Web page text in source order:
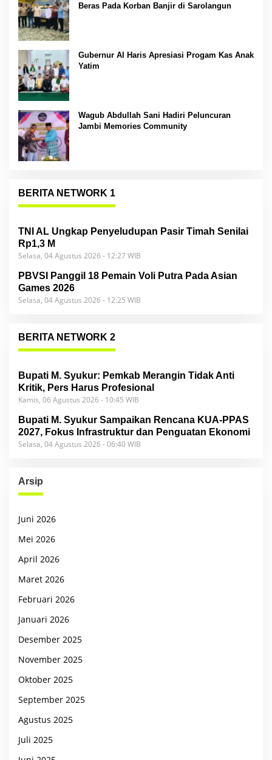
Beras Pada Korban Banjir di Sarolangun
Gubernur Al Haris Apresiasi Progam Kas Anak
Yatim
Wagub Abdullah Sani Hadiri Peluncuran
Jambi Memories Community
BERITA NETWORK 1
TNI AL Ungkap Penyeludupan Pasir Timah Senilai
Rp1,3 M
Selasa, 04 Agustus 2026 - 12:27 WIB
PBVSI Panggil 18 Pemain Voli Putra Pada Asian
Games 2026
Selasa, 04 Agustus 2026 - 12:25 WIB
BERITA NETWORK 2
Bupati M. Syukur: Pemkab Merangin Tidak Anti
Kritik, Pers Harus Profesional
Kamis, 06 Agustus 2026 - 10:45 WIB
Bupati M. Syukur Sampaikan Rencana KUA-PPAS
2027, Fokus Infrastruktur dan Penguatan Ekonomi
Selasa, 04 Agustus 2026 - 06:40 WIB
Arsip
Juni 2026
Mei 2026
April 2026
Maret 2026
Februari 2026
Januari 2026
Desember 2025
November 2025
Oktober 2025
September 2025
Agustus 2025
Juli 2025